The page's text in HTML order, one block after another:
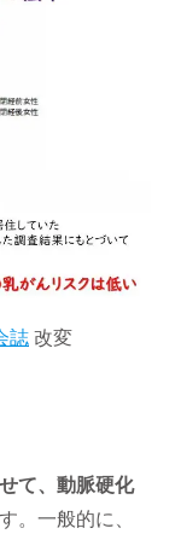
誌改変
て、動脈硬化
。一般的に、